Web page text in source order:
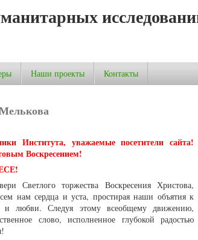
Наши проекты Контакты
Института, уважаемые посетители сайта!
Воскресением!
Светлого торжества Воскресения Христова,
нам сердца и уста, простирая наши объятия к
любви. Следуя этому всеобщему движению,
слово, исполненное глубокой радостью